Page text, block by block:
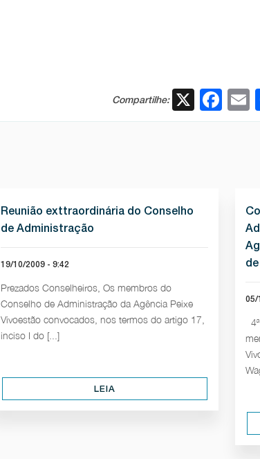
Compartilhe: X
Reunião exttraordinária do Conselho
de Administração
19/10/2009 - 9:42
Prezados Conselheiros, Os membros do
Conselho de Administração da Agência Peixe
Vivoestão convocados, nos termos do artigo 17,
inciso I do [...]
LEIA
05/